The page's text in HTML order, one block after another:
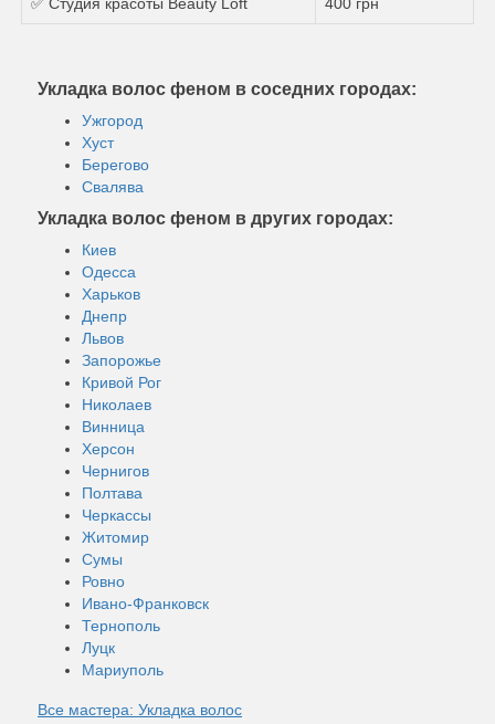
Укладка волос феном в соседних городах:
Ужгород
Хуст
Берегово
Свалява
Укладка волос феном в других городах:
Киев
Одесса
Харьков
Днепр
Львов
Запорожье
Кривой Рог
Николаев
Винница
Херсон
Чернигов
Полтава
Черкассы
Житомир
Сумы
Ровно
Ивано-Франковск
Тернополь
Луцк
Мариуполь
Все мастера: Укладка волос